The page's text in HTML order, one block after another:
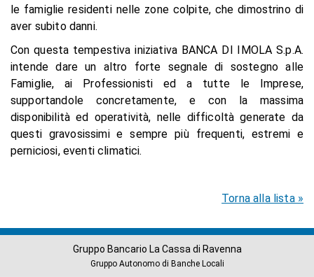
le famiglie residenti nelle zone colpite, che dimostrino di
aver subito danni.
Con questa tempestiva iniziativa BANCA DI IMOLA S.p.A.
intende dare un altro forte segnale di sostegno alle
Famiglie, ai Professionisti ed a tutte le Imprese,
supportandole concretamente, e con la massima
disponibilità ed operatività, nelle difficoltà generate da
questi gravosissimi e sempre più frequenti, estremi e
perniciosi, eventi climatici.
Torna alla lista »
Gruppo Bancario La Cassa di Ravenna
Gruppo Autonomo di Banche Locali